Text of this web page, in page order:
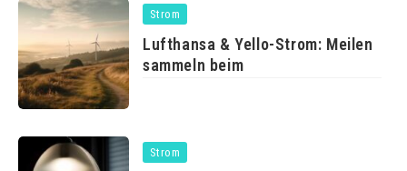
Strom
Lufthansa & Yello-Strom: Meilen
sammeln beim
Strom